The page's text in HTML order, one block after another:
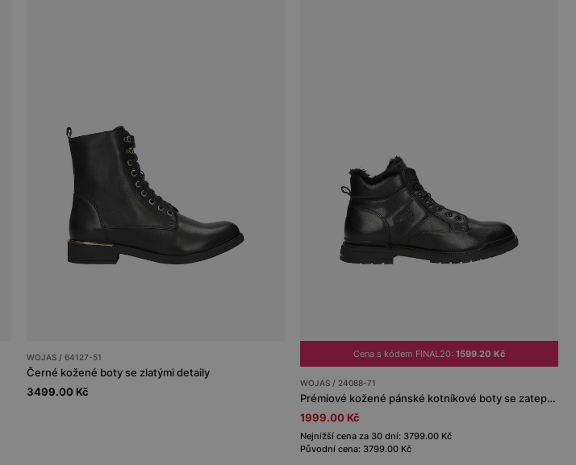
WOJAS / 64127-51
Černé kožené boty se zlatými detaily
3499.00 Kč
Cena s kódem FINAL20:1599.20 Kč
WOJAS / 24088-71
Prémiové kožené pánské kotníkové boty se zateplením
1999.00 Kč
Nejnižší cena za 30 dní: 3799.00 Kč
Původní cena: 3799.00 Kč